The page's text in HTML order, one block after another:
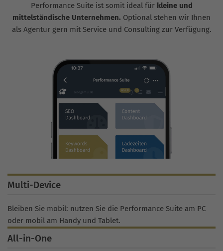
Performance Suite ist somit ideal für kleine und
mittelständische Unternehmen. Optional stehen wir Ihnen
als Agentur gern mit Service und Consulting zur Verfügung.
Multi-Device
Bleiben Sie mobil: nutzen Sie die Performance Suite am PC
oder mobil am Handy und Tablet.
All-in-One